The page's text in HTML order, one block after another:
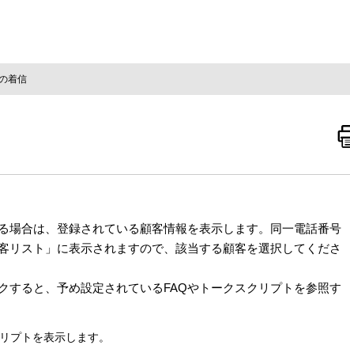
着信
合は、登録されている顧客情報を表示します。同一電話番号
スト」に表示されますので、該当する顧客を選択してくださ
ると、予め設定されているFAQやトークスクリプトを参照す
プトを表示します。